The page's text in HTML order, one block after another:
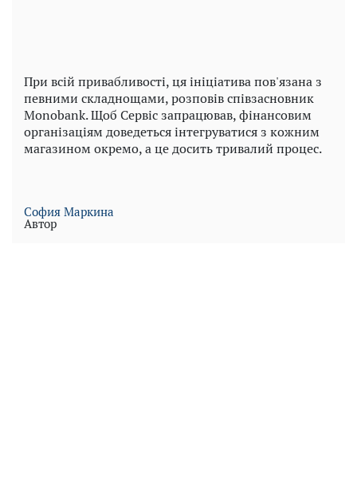
При всій привабливості, ця ініціатива пов'язана з
певними складнощами, розповів співзасновник
Monobank. Щоб Сервіс запрацював, фінансовим
організаціям доведеться інтегруватися з кожним
магазином окремо, а це досить тривалий процес.
София Маркина
Автор